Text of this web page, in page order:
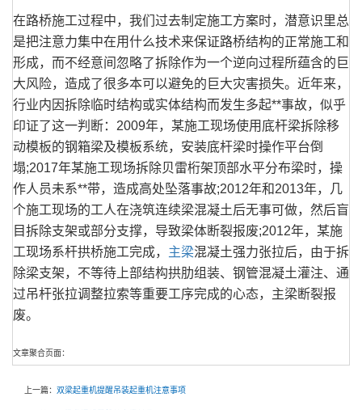
在路桥施工过程中，我们过去制定施工方案时，潜意识里总
是把注意力集中在用什么技术来保证路桥结构的正常施工和
形成，而不经意间忽略了拆除作为一个逆向过程所蕴含的巨
大风险，造成了很多本可以避免的巨大灾害损失。近年来，
行业内因拆除临时结构或实体结构而发生多起**事故，似乎
印证了这一判断：2009年，某施工现场使用底杆梁拆除移
动模板的钢箱梁及模板系统，安装底杆梁时操作平台倒
塌;2017年某施工现场拆除贝雷桁架顶部水平分布梁时，操
作人员未系**带，造成高处坠落事故;2012年和2013年，几
个施工现场的工人在浇筑连续梁混凝土后无事可做，然后盲
目拆除支架或部分支撑，导致梁体断裂报废;2012年，某施
工现场系杆拱桥施工完成， 主梁混凝土强力张拉后，由于拆
除梁支架，不等待上部结构拱肋组装、钢管混凝土灌注、通
过吊杆张拉调整拉索等重要工序完成的心态，主梁断裂报
废。
文章聚合页面：
上一篇： 双梁起重机提醒吊装起重机注意事项